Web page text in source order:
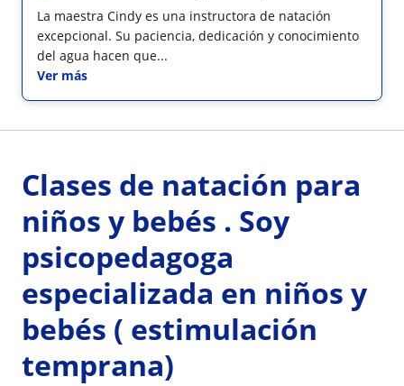
La maestra Cindy es una instructora de natación
excepcional. Su paciencia, dedicación y conocimiento
del agua hacen que...
Ver más
Clases de natación para
niños y bebés . Soy
psicopedagoga
especializada en niños y
bebés ( estimulación
temprana)